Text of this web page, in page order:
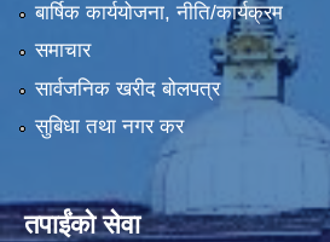
बार्षिक कार्ययोजना, नीति/कार्यक्रम
समाचार
सार्वजनिक खरीद बोलपत्र
सुबिधा तथा नगर कर
तपाईंको सेवा